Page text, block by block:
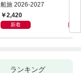
船旅 2026-2027
2,420
新着
ランキング